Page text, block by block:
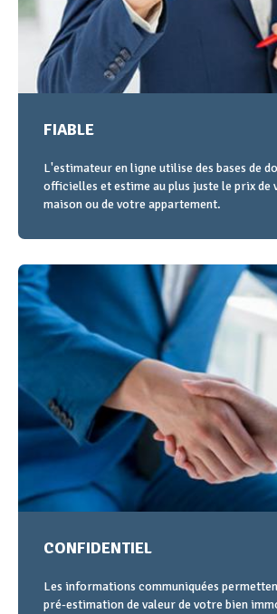
FIABLE
L'estimateur en ligne utilise des bases de
officielles et estime au plus juste le prix de
maison ou de votre appartement.
CONFIDENTIEL
Les informations communiquées
pré-estimation de valeur de votre bien